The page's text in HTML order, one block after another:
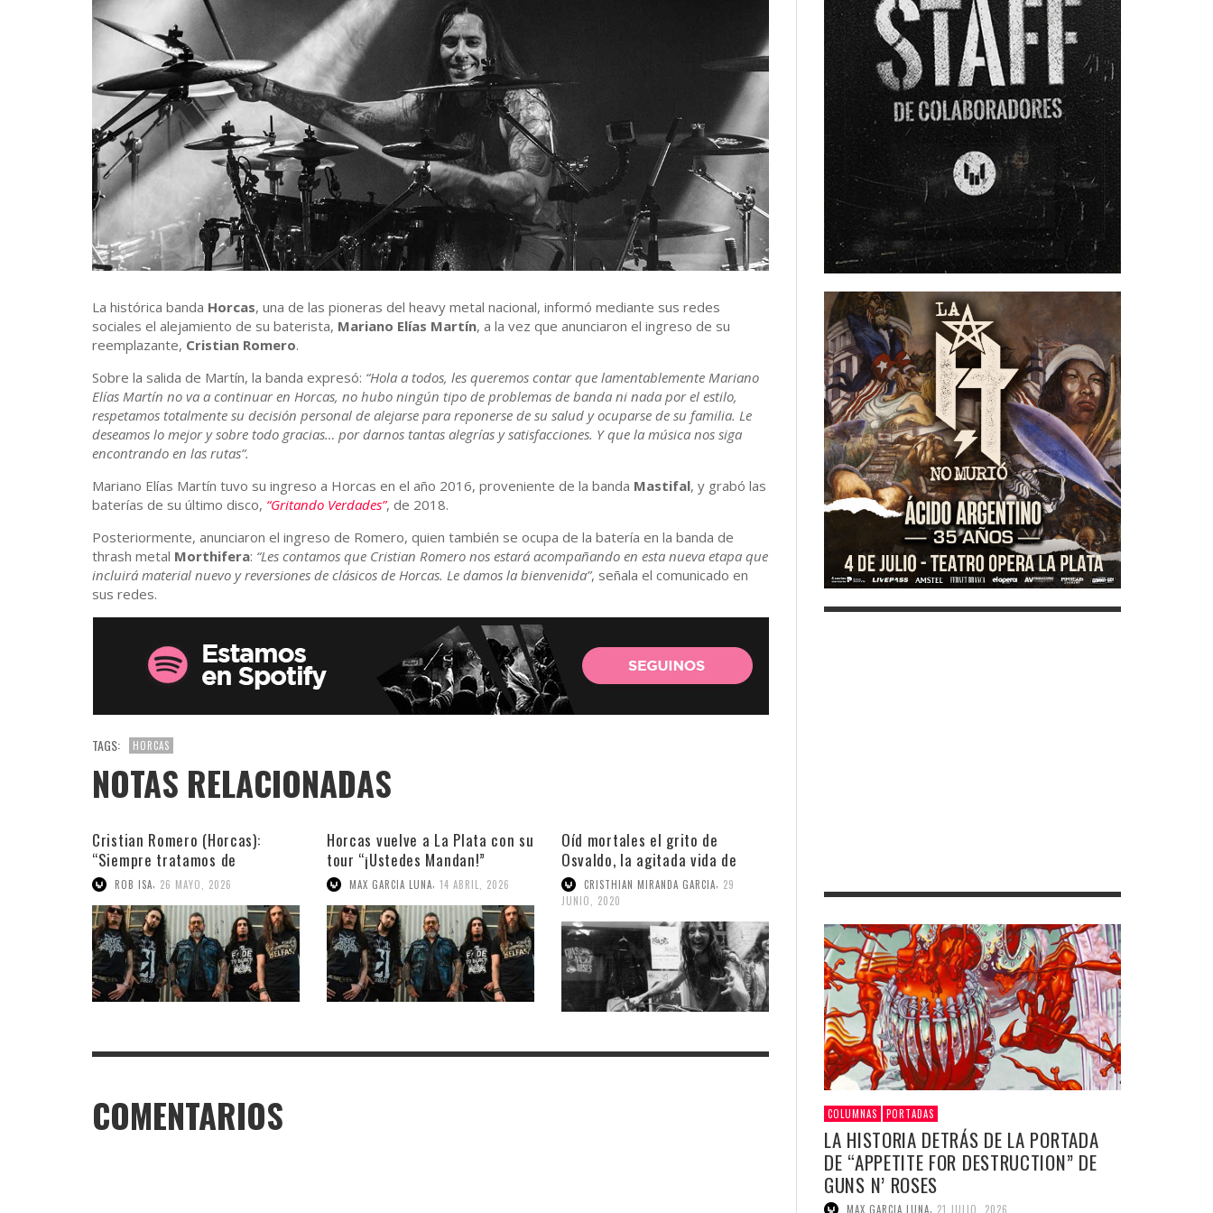
La histórica banda Horcas, una de las pioneras del heavy metal nacional, informó mediante sus redes
sociales el alejamiento de su baterista, Mariano Elías Martín, a la vez que anunciaron el ingreso de su
reemplazante, Cristian Romero.
Sobre la salida de Martín, la banda expresó: “Hola a todos, les queremos contar que lamentablemente Mariano
Elías Martín no va a continuar en Horcas, no hubo ningún tipo de problemas de banda ni nada por el estilo,
respetamos totalmente su decisión personal de alejarse para reponerse de su salud y ocuparse de su familia. Le
deseamos lo mejor y sobre todo gracias… por darnos tantas alegrías y satisfacciones. Y que la música nos siga
encontrando en las rutas”.
Mariano Elías Martín tuvo su ingreso a Horcas en el año 2016, proveniente de la banda Mastifal, y grabó las
baterías de su último disco, “Gritando Verdades”, de 2018.
Posteriormente, anunciaron el ingreso de Romero, quien también se ocupa de la batería en la banda de
thrash metal Morthifera: “Les contamos que Cristian Romero nos estará acompañando en esta nueva etapa que
incluirá material nuevo y reversiones de clásicos de Horcas. Le damos la bienvenida”, señala el comunicado en
sus redes.
TAGS: HORCAS
NOTAS RELACIONADAS
Cristian Romero (Horcas):
“Siempre tratamos de
construir un show explosivo”
ROB ISA 26 MAYO, 2026
Horcas vuelve a La Plata con su
tour “¡Ustedes Mandan!”
MAX GARCIA LUNA 14 ABRIL, 2026
Oíd mortales el grito de
Osvaldo, la agitada vida de
CivileCRISTHIAN MIRANDA GARCIA
29
JUNIO, 2020
COMENTARIOS COLUMNAS PORTADAS
LA HISTORIA DETRÁS DE LA PORTADA
DE “APPETITE FOR DESTRUCTION” DE
GUNS N’ ROSES
MAX GARCIA LUNA, 21 JULIO, 2026